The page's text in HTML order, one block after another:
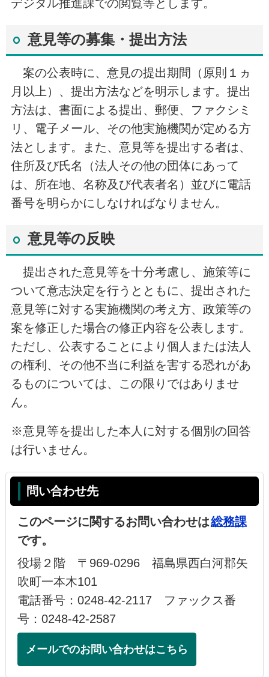
デジタル推進課での閲覧等とします。
意見等の募集・提出方法
案の公表時に、意見の提出期間（原則１ヵ
月以上）、提出方法などを明示します。提出
方法は、書面による提出、郵便、ファクシミ
リ、電子メール、その他実施機関が定める方
法とします。また、意見等を提出する者は、
住所及び氏名（法人その他の団体にあって
は、所在地、名称及び代表者名）並びに電話
番号を明らかにしなければなりません。
意見等の反映
提出された意見等を十分考慮し、施策等に
ついて意志決定を行うとともに、提出された
意見等に対する実施機関の考え方、政策等の
案を修正した場合の修正内容を公表します。
ただし、公表することにより個人または法人
の権利、その他不当に利益を害する恐れがあ
るものについては、この限りではありませ
ん。
※意見等を提出した本人に対する個別の回答
は行いません。
問い合わせ先
このページに関するお問い合わせは総務課
です。
役場２階 〒969-0296 福島県西白河郡矢
吹町一本木101
電話番号：0248-42-2117 ファックス番
号：0248-42-2587
メールでのお問い合わせはこちら